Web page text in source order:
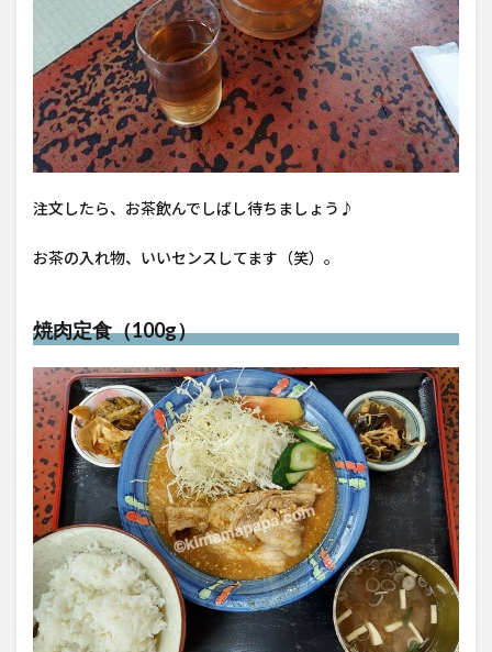
注文したら、お茶飲んでしばし待ちましょう♪
お茶の入れ物、いいセンスしてます（笑）。
焼肉定食（100g）